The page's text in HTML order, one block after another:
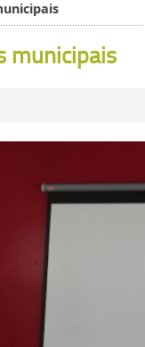
municipais